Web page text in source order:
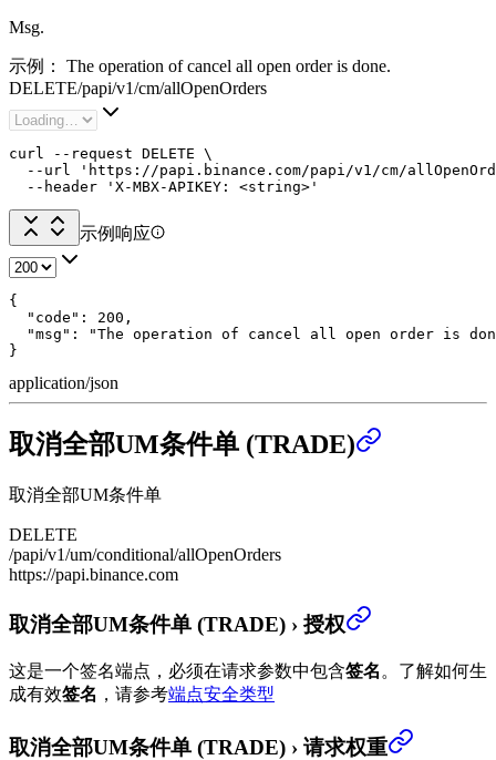
Msg.
示例：
The operation of cancel all open order is done.
DELETE/papi/v1/cm/allOpenOrders
curl --request DELETE \
--url 'https://papi.binance.com/papi/v1/cm/
  --header 'X-MBX-APIKEY: <string>'
示例响应
{
  "code": 200,
"msg": "The operation of cancel all open order is
}
application/json
取消全部UM条件单 (TRADE)
取消全部UM条件单
DELETE
/papi/v1/um/conditional/allOpenOrders
https://papi.binance.com
取消全部UM条件单 (TRADE) › 授权
这是一个签名端点，必须在请求参数中包含签名 。 了解如何生
成有效签名 ，请参考端点安全类型
取消全部UM条件单 (TRADE) › 请求权重